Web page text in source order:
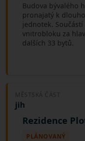
Budova bývalého
pronajatý k
jednotek.
vnitrobloku za
dalších 33 bytů.
MĚSTSKÁ ČÁST
jih
Rezidence
PLÁNOVANÝ